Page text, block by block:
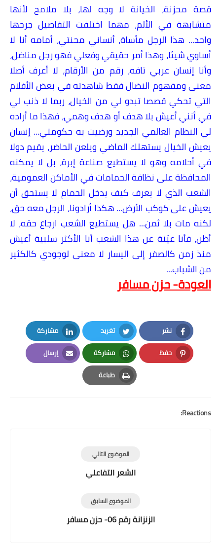
قصة محزنة، الخيانة لا وجه لها، بلا ملامح لأنها
متشابهة في الألم، مهما اختلفت التفاصيل جرحها
واحد... هذا الرجل مأساة، أنساني محنتي، أمامه أنا لا
أساوي شيئا، وهذا أمر حقيقي وفعلي فهو رجل مناضل،
وأنا إنسان عربي تافه، رقم من الأرقام، لا أعرف أصلا
معنى ومفهوم النضال فقط شاهدته في بعض الأفلام
التي تحكي قصصا تبدو لي من الخيال، ربما لا ذنب لي
في أنني أعيش بلا هدف أو هدف وهمي، فهذا ما أراده
لي النظام العالمي الجديد ورضيت به حكومتي... إنسان
يعيش الخيال يستهلك الماضي ويلعن الحاضر، يقيم دولا
في أحلامه وهو لا يستطيع صناعة إبرة، بل لا يمكنه
المحافظة على نظافة الحمامات في الأماكن العمومية،
الشعب الذي لا يعرف كيف يدخل الحمام لا يستحق أن
يعيش على كوكب الأرض... هكذا أرادونا، الرجل معه حق،
لكنه مات بلا ثمن... هل يستطيع الشعب ارجاع حقه، لا
أظن، فأنا عيّنة عن هذا الشعب أنا الأكثر سلبية أعيش
منذ زمن كالصفر إلى اليسار لا معنى لوجودي كالكثير
من الشباب...
العودة- حزن مسافر
نشر
Facebook
تغريد
Twitter
مشاركة
LinkedIn
حفظ
Pinterest
مشاركة
Whatsapp
إرسال
Email
طباعة
Print
Reactions:
الموضوع التالي
الشعر التفاعلي
الموضوع السابق
الزنزانة رقم 06- حزن مسافر